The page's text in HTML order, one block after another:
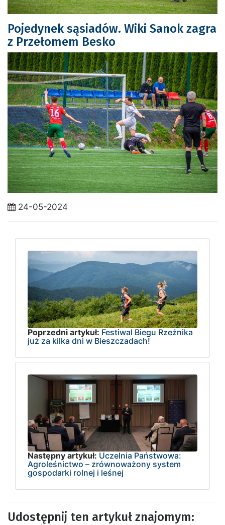
Pojedynek sąsiadów. Wiki Sanok zagra
z Przełomem Besko
24-05-2024
Poprzedni artykuł: Festiwal Biegu Rzeźnika
już za kilka dni w Bieszczadach!
Następny artykuł: Uczelnia Państwowa:
Agroleśnictwo – zrównoważony system
gospodarki rolnej i leśnej
Udostępnij ten artykuł znajomym: